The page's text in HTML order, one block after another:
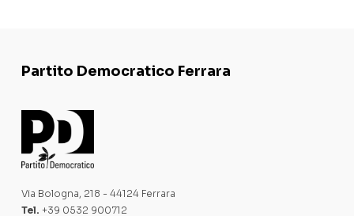
Partito Democratico Ferrara
Via Bologna, 218 - 44124 Ferrara
Tel. +39 0532 900712